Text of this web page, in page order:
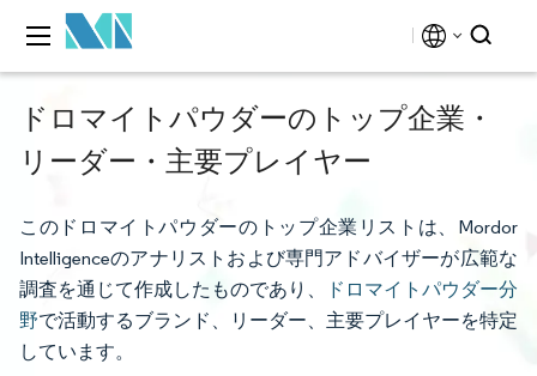
ドロマイトパウダーのトップ企業・
リーダー・主要プレイヤー
このドロマイトパウダーのトップ企業リストは、Mordor
Intelligenceのアナリストおよび専門アドバイザーが広範な
調査を通じて作成したものであり、
ドロマイトパウダー分
野で活動するブランド、リーダー、主要プレイヤーを特定
しています。